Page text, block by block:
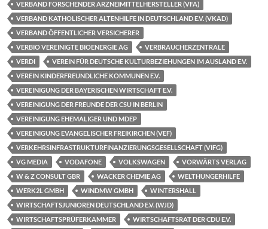
VERBAND FORSCHENDER ARZNEIMITTELHERSTELLER (VFA)
VERBAND KATHOLISCHER ALTENHILFE IN DEUTSCHLAND E.V. (VKAD)
VERBAND ÖFFENTLICHER VERSICHERER
VERBIO VEREINIGTE BIOENERGIE AG
VERBRAUCHERZENTRALE
VERDI
VEREIN FÜR DEUTSCHE KULTURBEZIEHUNGEN IM AUSLAND E.V.
VEREIN KINDERFREUNDLICHE KOMMUNEN E.V.
VEREINIGUNG DER BAYERISCHEN WIRTSCHAFT E.V.
VEREINIGUNG DER FREUNDE DER CSU IN BERLIN
VEREINIGUNG EHEMALIGER UND MDEP
VEREINIGUNG EVANGELISCHER FREIKIRCHEN (VEF)
VERKEHRSINFRASTRUKTURFINANZIERUNGSGESELLSCHAFT (VIFG)
VG MEDIA
VODAFONE VOLKSWAGEN
VORWÄRTS VERLAG
W & Z CONSULT GBR
WACKER CHEMIE AG
WELTHUNGERHILFE
WERK2L GMBH
WINDMW GMBH
WINTERSHALL
WIRTSCHAFTSJUNIOREN DEUTSCHLAND E.V. (WJD)
WIRTSCHAFTSPRÜFERKAMMER
WIRTSCHAFTSRAT DER CDU E.V.